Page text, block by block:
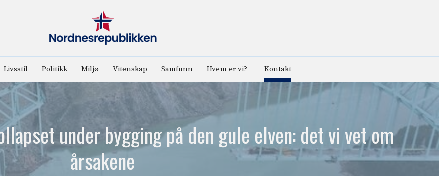
Livsstil Politikk Miljø Vitenskap Samfunn Hvem er vi? Kontakt
under bygging på den gule elven: det vi vet om
årsakene